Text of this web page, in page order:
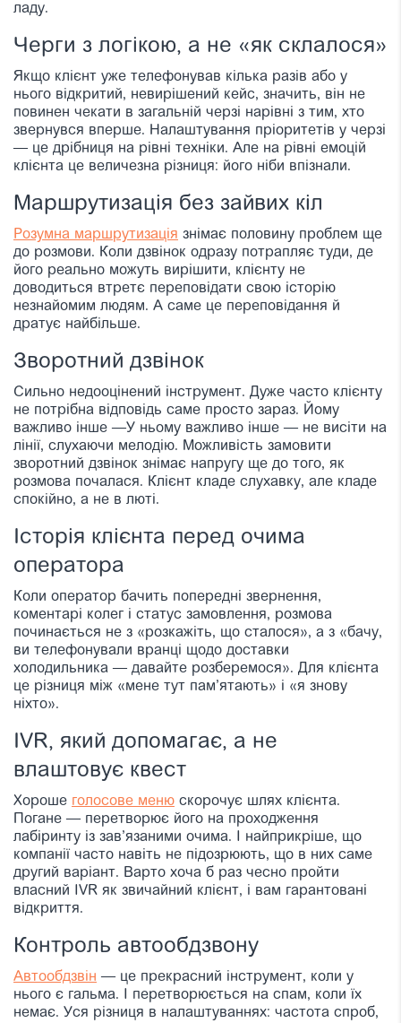
ладу.
Черги з логікою, а не «як склалося»
Якщо клієнт уже телефонував кілька разів або у
нього відкритий, невирішений кейс, значить, він не
повинен чекати в загальній черзі нарівні з тим, хто
звернувся вперше. Налаштування пріоритетів у черзі
— це дрібниця на рівні техніки. Але на рівні емоцій
клієнта це величезна різниця: його ніби впізнали.
Маршрутизація без зайвих кіл
Розумна маршрутизація знімає половину проблем ще
до розмови. Коли дзвінок одразу потрапляє туди, де
його реально можуть вирішити, клієнту не
доводиться втретє переповідати свою історію
незнайомим людям. А саме це переповідання й
дратує найбільше.
Зворотний дзвінок
Сильно недооцінений інструмент. Дуже часто клієнту
не потрібна відповідь саме просто зараз. Йому
важливо інше —У ньому важливо інше — не висіти на
лінії, слухаючи мелодію. Можливість замовити
зворотний дзвінок знімає напругу ще до того, як
розмова почалася. Клієнт кладе слухавку, але кладе
спокійно, а не в люті.
Історія клієнта перед очима
оператора
Коли оператор бачить попередні звернення,
коментарі колег і статус замовлення, розмова
починається не з «розкажіть, що сталося», а з «бачу,
ви телефонували вранці щодо доставки
холодильника — давайте розберемося». Для клієнта
це різниця між «мене тут пам’ятають» і «я знову
ніхто».
IVR, який допомагає, а не
влаштовує квест
Хороше голосове меню скорочує шлях клієнта.
Погане — перетворює його на проходження
лабіринту із зав’язаними очима. І найприкріше, що
компанії часто навіть не підозрюють, що в них саме
другий варіант. Варто хоча б раз чесно пройти
власний IVR як звичайний клієнт, і вам гарантовані
відкриття.
Контроль автообдзвону
Автообдзвiн — це прекрасний інструмент, коли у
нього є гальма. І перетворюється на спам, коли їх
немає. Уся різниця в налаштуваннях: частота спроб,